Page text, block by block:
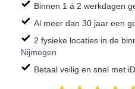
Binnen 1 á 2 werkdagen
Al meer dan 30 jaar een
2 fysieke locaties in de
Nijmegen
Betaal veilig en snel met